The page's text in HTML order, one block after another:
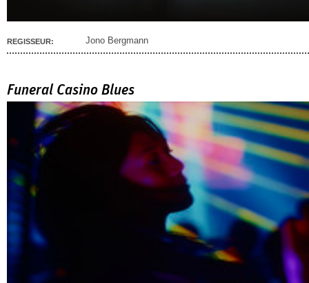
REGISSEUR: Jono Bergmann
Funeral Casino Blues